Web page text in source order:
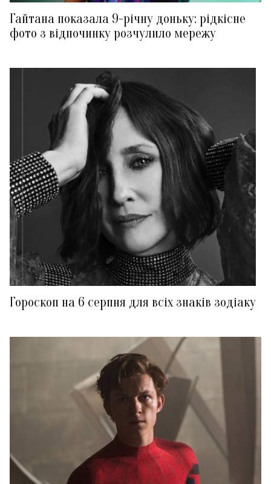
Гайтана показала 9-річну доньку: рідкісне
фото з відпочинку розчулило мережу
Гороскоп на 6 серпня для всіх знаків зодіаку